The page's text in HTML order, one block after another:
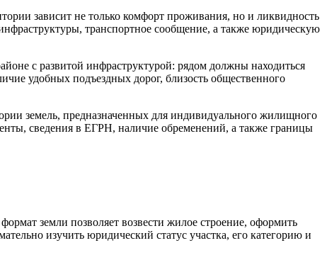
зависит не только комфорт проживания, но и ликвидность
транспортное сообщение, а также юридическую
с развитой инфраструктурой: рядом должны находиться
удобных подъездных дорог, близость общественного
земель, предназначенных для индивидуального жилищного
сведения в ЕГРН, наличие обременений, а также границы
земли позволяет возвести жилое строение, оформить
изучить юридический статус участка, его категорию и